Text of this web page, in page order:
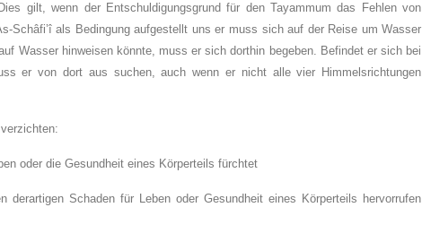
gilt, wenn der Entschuldigungsgrund für den Tayammum das Fehlen von
Schâfi’î als Bedingung aufgestellt uns er muss sich auf der Reise um Wasser
Wasser hinweisen könnte, muss er sich dorthin begeben. Befindet er sich bei
er von dort aus suchen, auch wenn er nicht alle vier Himmelsrichtungen
oder die Gesundheit eines Körperteils fürchtet
Schaden für Leben oder Gesundheit eines Körperteils hervorrufen